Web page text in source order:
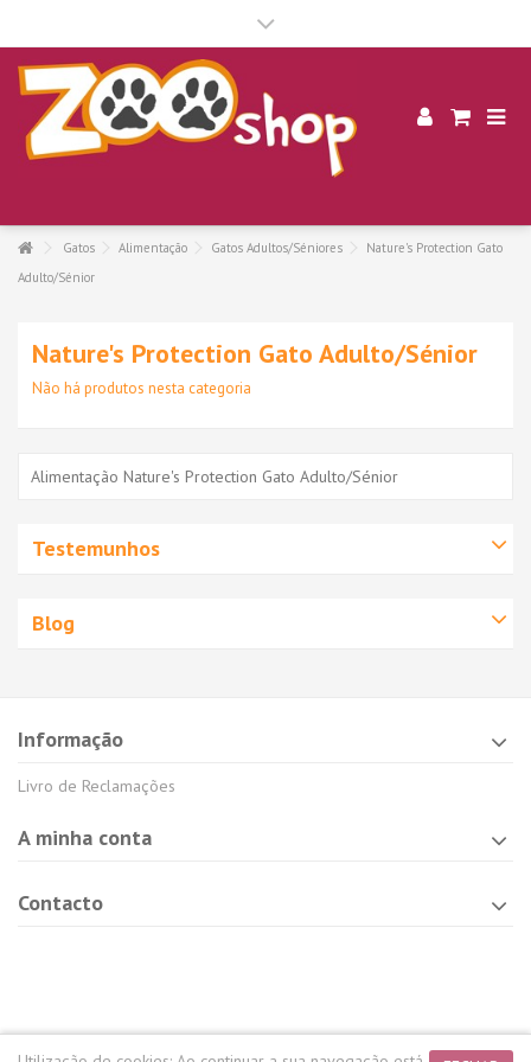
Gatos Alimentação Gatos Adultos/Séniores
Nature's Protection Gato
Adulto/Sénior
Nature's Protection Gato Adulto/Sénior
Não há produtos nesta categoria
Alimentação Nature's Protection Gato Adulto/Sénior
Testemunhos
Blog
Informação
Livro de Reclamações
A minha conta
Contacto